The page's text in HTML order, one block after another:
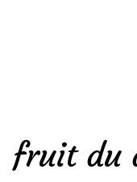
fruit du